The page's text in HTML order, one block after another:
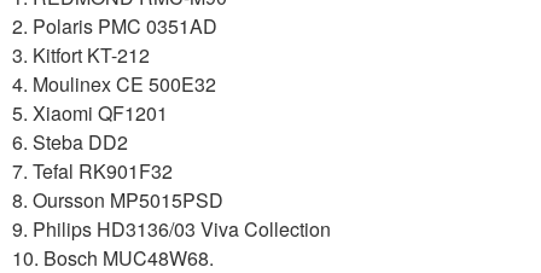
2. Polaris PMC 0351AD
3. Kitfort KT-212
4. Moulinex CE 500E32
5. Xiaomi QF1201
6. Steba DD2
7. Tefal RK901F32
8. Oursson MP5015PSD
9. Philips HD3136/03 Viva Collection
10. Bosch MUC48W68.